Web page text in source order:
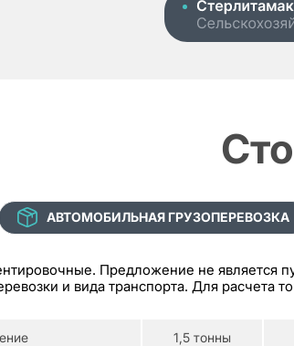
АВТОМОБИЛЬНАЯ ГРУЗОПЕРЕВОЗКА
Предложение не является
и вида транспорта. Для расчета
1,5 тонны